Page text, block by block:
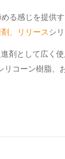
る感じを提供
、リリース シ
剤として広
リコーン樹脂